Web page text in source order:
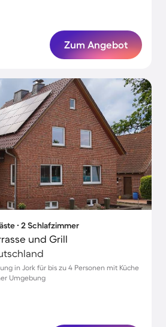
Zum Angebot
∙ 2 Schlafzimmer
und Grill
in Jork für bis zu 4 Personen mit Küche
Umgebung